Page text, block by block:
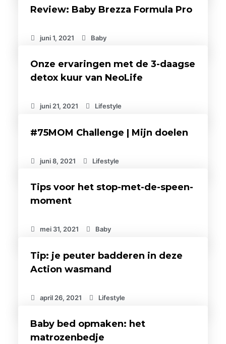
Review: Baby Brezza Formula Pro
juni 1, 2021 Baby
Onze ervaringen met de 3-daagse
detox kuur van NeoLife
juni 21, 2021 Lifestyle
#75MOM Challenge | Mijn doelen
juni 8, 2021 Lifestyle
Tips voor het stop-met-de-speen-
moment
mei 31, 2021 Baby
Tip: je peuter badderen in deze
Action wasmand
april 26, 2021 Lifestyle
Baby bed opmaken: het
matrozenbedje